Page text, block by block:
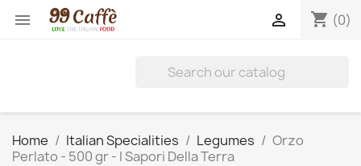
 shopping_cart (0)

Home Italian Specialities Legumes
Orzo
Perlato - 500 gr - I Sapori Della Terra